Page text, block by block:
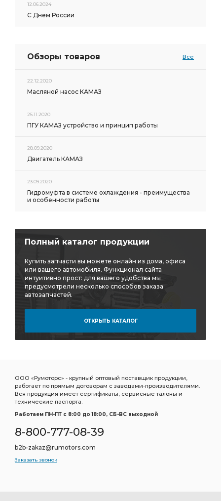
12.06.2024
С Днем России
Обзоры товаров Все
22.12.2020
Масляной насос КАМАЗ
25.11.2020
ПГУ КАМАЗ устройство и принцип работы
28.09.2020
Двигатель КАМАЗ
23.09.2020
Гидромуфта в системе охлаждения - преимущества
и особенности работы
Полный каталог продукции
Купить запчасти вы можете онлайн из дома, офиса
или вашего автомобиля. Функционал сайта
интуитивно прост: для вашего удобства мы
предусмотрели несколько способов заказа
автозапчастей.
ОТКРЫТЬ КАТАЛОГ
ООО «Румоторс» - крупный оптовый поставщик продукции,
работает по прямым договорам с заводами-производителями.
Вся продукция имеет сертификаты, сервисные талоны и
технические паспорта.
Работаем ПН-ПТ c 8:00 до 18:00, СБ-ВС выходной
8-800-777-08-39
b2b-zakaz@rumotors.com
Заказать звонок